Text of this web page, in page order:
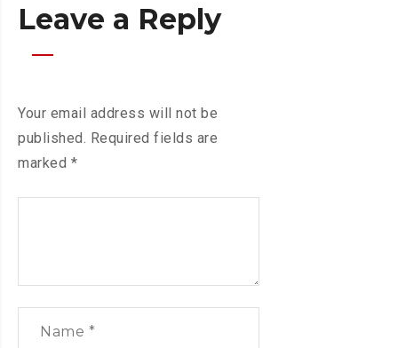
Leave a Reply
Your email address will not be
published. Required fields are
marked *